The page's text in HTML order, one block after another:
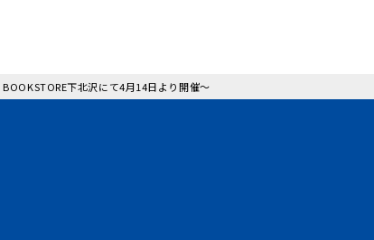
下北沢にて4月14日より開催～